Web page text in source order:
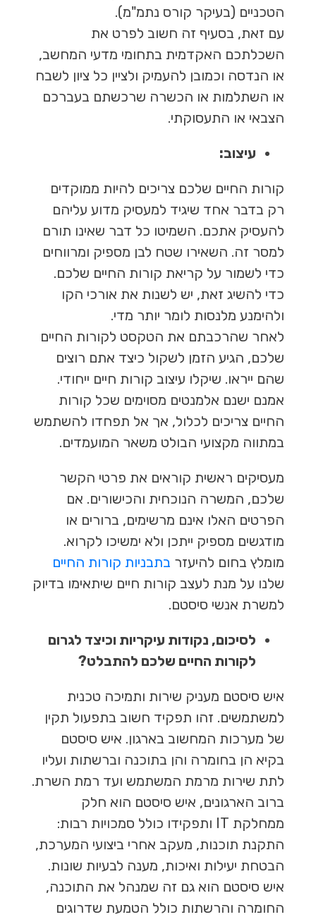
הטכניים (בעיקר קורס נתמ"מ).
עם זאת, בסעיף זה חשוב לפרט את
השכלתכם האקדמית בתחומי מדעי המחשב,
או הנדסה וכמובן להעמיק ולציין כל ציון לשבח
או השתלמות או הכשרה שרכשתם בעברכם
הצבאי או התעסוקתי.
עיצוב:
קורות החיים שלכם צריכים להיות ממוקדים
רק בדבר אחד שיגיד למעסיק מדוע עליהם
להעסיק אתכם. השמיטו כל דבר שאינו תורם
למסר זה. השאירו שטח לבן מספיק ומרווחים
כדי לשמור על קריאת קורות החיים שלכם.
כדי להשיג זאת, יש לשנות את אורכי הקו
ולהימנע מלנסות לומר יותר מדי.
לאחר שהרכבתם את הטקסט לקורות החיים
שלכם, הגיע הזמן לשקול כיצד אתם רוצים
שהם ייראו. שיקלו עיצוב קורות חיים ייחודי.
אמנם ישנם אלמנטים מסוימים שכל קורות
החיים צריכים לכלול, אך אל תפחדו להשתמש
במתווה מקצועי הבולט משאר המועמדים.
מעסיקים ראשית קוראים את פרטי הקשר
שלכם, המשרה הנוכחית והכישורים. אם
הפרטים האלו אינם מרשימים, ברורים או
מודגשים מספיק ייתכן ולא ימשיכו לקרוא.
מומלץ בחום להיעזר בתבניות קורות החיים
שלנו על מנת לעצב קורות חיים שיתאימו בדיוק
למשרת אנשי סיסטם.
לסיכום, נקודות עיקריות וכיצד לגרום
לקורות החיים שלכם להתבלט?
איש סיסטם מעניק שירות ותמיכה טכנית
למשתמשים. זהו תפקיד חשוב בתפעול תקין
של מערכות המחשוב בארגון. איש סיסטם
בקיא הן בחומרה והן בתוכנה וברשתות ועליו
לתת שירות מרמת המשתמש ועד רמת השרת.
ברוב הארגונים, איש סיסטם הוא חלק
ממחלקת IT ותפקידו כולל סמכויות רבות:
התקנת תוכנות, מעקב אחרי ביצועי המערכת,
הבטחת יעילות ואיכות, מענה לבעיות שונות.
איש סיסטם הוא גם זה שמנהל את התוכנה,
החומרה והרשתות כולל הטמעת שדרוגים